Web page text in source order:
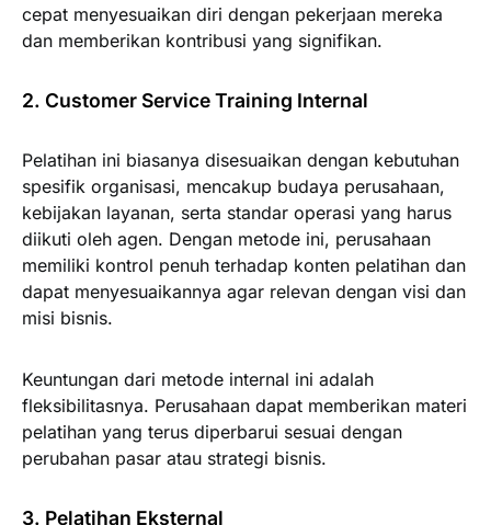
cepat menyesuaikan diri dengan pekerjaan mereka
dan memberikan kontribusi yang signifikan.
2. Customer Service Training Internal
Pelatihan ini biasanya disesuaikan dengan kebutuhan
spesifik organisasi, mencakup budaya perusahaan,
kebijakan layanan, serta standar operasi yang harus
diikuti oleh agen. Dengan metode ini, perusahaan
memiliki kontrol penuh terhadap konten pelatihan dan
dapat menyesuaikannya agar relevan dengan visi dan
misi bisnis.
Keuntungan dari metode internal ini adalah
fleksibilitasnya. Perusahaan dapat memberikan materi
pelatihan yang terus diperbarui sesuai dengan
perubahan pasar atau strategi bisnis.
3. Pelatihan Eksternal